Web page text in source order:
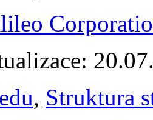
, Struktura